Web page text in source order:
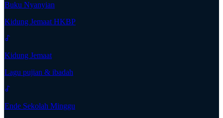
Buku Nyanyian
Kidung Jemaat HKBP
Kidung Jemaat
Lagu pujian & ibadah
Ende Sekolah Minggu